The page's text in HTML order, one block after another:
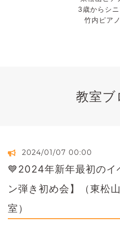
3歳からシ
竹内ピア
教室ブ
2024/01/07 00:00
💙2024年新年最初のイ
ン弾き初め会】（東松
室）